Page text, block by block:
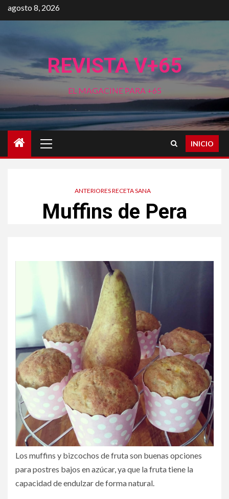
Saltar
al
agosto 8, 2026
REVISTA V+65
EL MAGACINE PARA +65
principal
INICIO
ANTERIORES RECETA SANA
Muffins de Pera
Los muffins y bizcochos de fruta son buenas opciones
para postres bajos en azúcar, ya que la fruta tiene la
capacidad de endulzar de forma natural.⁣